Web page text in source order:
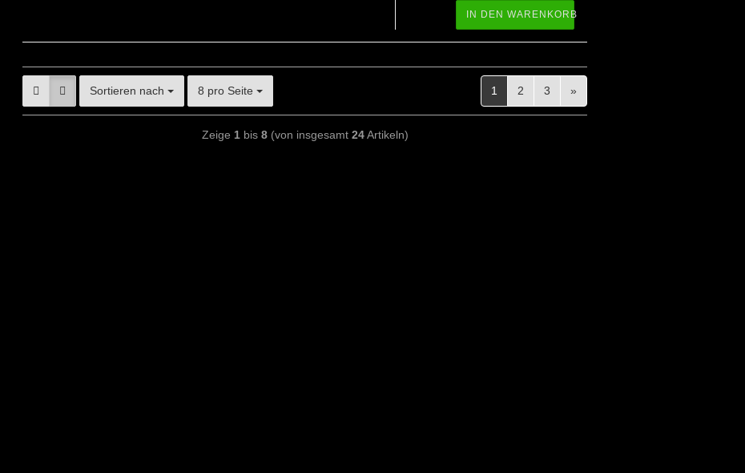
IN DEN WARENKORB
Sortieren nach 8 pro Seite 1 2 3 »
Zeige 1bis 8(von insgesamt 24Artikeln)